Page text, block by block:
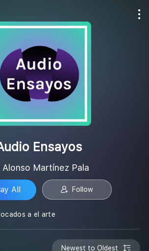
Ensayos
Alonso Martínez Pala
All Follow
a el arte
Newest to Oldest